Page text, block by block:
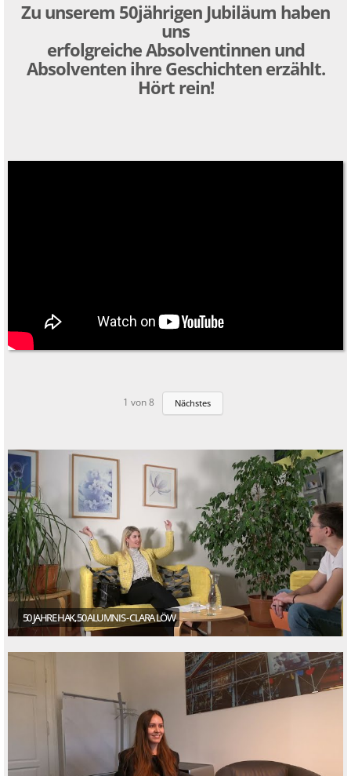
Zu unserem 50jährigen Jubiläum haben
uns
erfolgreiche Absolventinnen und
Absolventen ihre Geschichten erzählt.
Hört rein!
1 von 8 Nächstes
50 JAHRE HAK, 50 ALUMNIS - CLARA LÖW